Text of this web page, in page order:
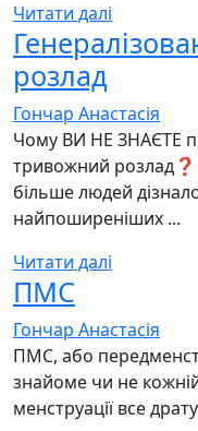
Читати далі
розлад
Гончар Анастасія
Чому ВИ НЕ ЗНАЄТЕ
тривожний
більше людей
найпоширеніших ...
Читати далі
ПМС
Гончар Анастасія
ПМС, або
знайоме чи не
менструації все